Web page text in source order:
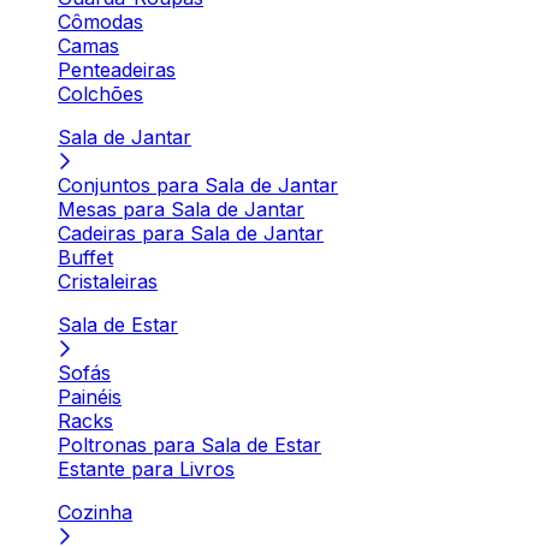
Cômodas
Camas
Penteadeiras
Colchões
Sala de Jantar
Conjuntos para Sala de Jantar
Mesas para Sala de Jantar
Cadeiras para Sala de Jantar
Buffet
Cristaleiras
Sala de Estar
Sofás
Painéis
Racks
Poltronas para Sala de Estar
Estante para Livros
Cozinha